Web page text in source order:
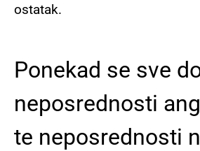
ostatak.
Ponekad se sve
neposrednosti
te neposrednosti